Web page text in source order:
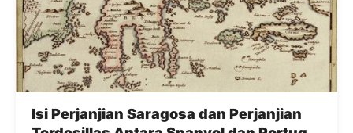
Isi Perjanjian Saragosa dan Perjanjian